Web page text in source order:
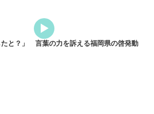
たと？」 言葉の力を訴える福岡県の啓発動